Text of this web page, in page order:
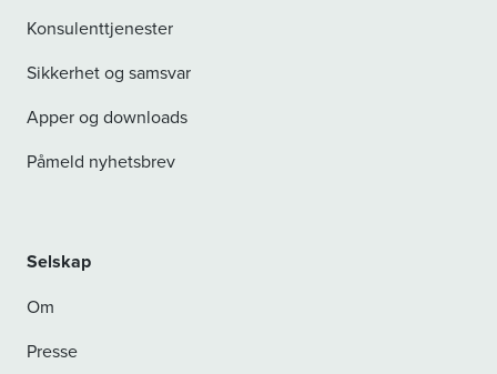
Konsulenttjenester
Sikkerhet og samsvar
Apper og downloads
Påmeld nyhetsbrev
Selskap
Om
Presse